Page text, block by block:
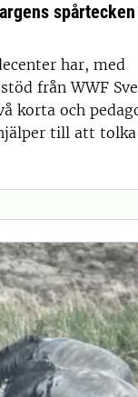
har, med
från WWF
korta och
till att tolka